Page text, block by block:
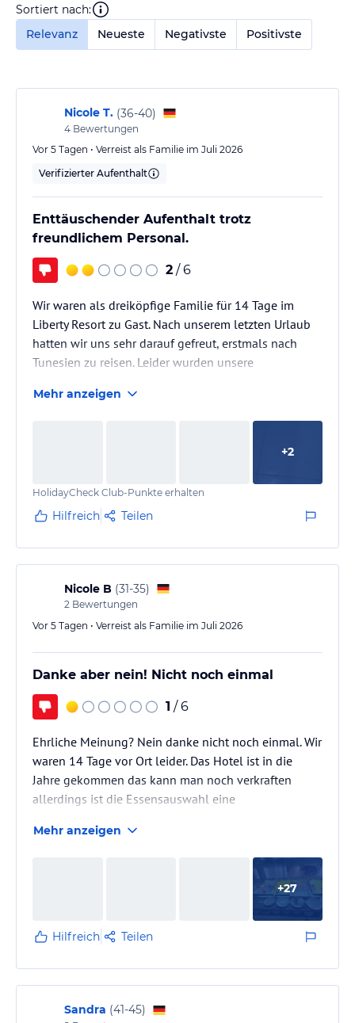
Sortiert nach:
Relevanz
Neueste Negativste Positivste
Nicole T. (36-40)
4 Bewertungen
Vor 5 Tagen • Verreist als Familie im Juli 2026
Verifizierter Aufenthalt
Enttäuschender Aufenthalt trotz
freundlichem Personal.
2 / 6
Wir waren als dreiköpfige Familie für 14 Tage im
Liberty Resort zu Gast. Nach unserem letzten Urlaub
hatten wir uns sehr darauf gefreut, erstmals nach
Tunesien zu reisen. Leider wurden unsere
Eindruck, der sich während des gesamten Aufenthalts
Als wir kurz vor 20 Uhr im Hotel ankamen, wurden
Kommunikation gestaltete sich schwierig, da er kein
Deutsch sprach und meine Englischkenntnisse
Mehr anzeigen
+2
HolidayCheck Club-Punkte erhalten
Hilfreich Teilen
Nicole B (31-35)
2 Bewertungen
Vor 5 Tagen • Verreist als Familie im Juli 2026
Danke aber nein! Nicht noch einmal
1 / 6
Ehrliche Meinung? Nein danke nicht noch einmal. Wir
waren 14 Tage vor Ort leider. Das Hotel ist in die
Jahre gekommen das kann man noch verkraften
allerdings ist die Essensauswahl eine
Schnitzel ( wenn die Schnitzel vorhanden waren ). Wir
haben auch öfters außerhalb gegessen. Getränke
bekommt man nur in 150ml Bechern serviert ( müll
vorprogrammiert und das nicht in den Mülleimern)
der Service beim Essen lässt auch zu wünschen übrig
wenn überhaupt eine getränke Runde…
Mehr anzeigen
+27
Hilfreich Teilen
Sandra (41-45)